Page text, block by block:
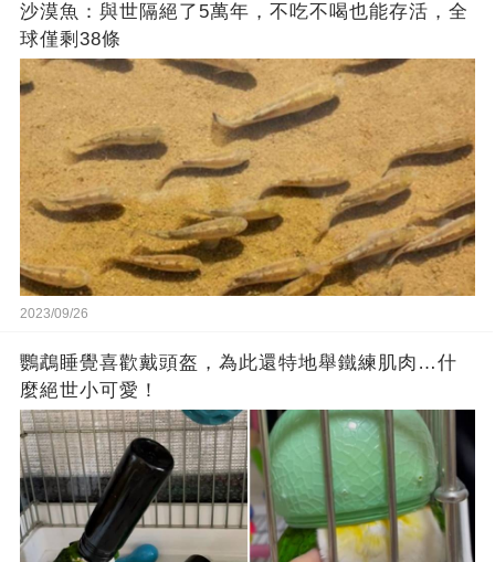
沙漠魚：與世隔絕了5萬年，不吃不喝也能存活，全
球僅剩38條
2023/09/26
鸚鵡睡覺喜歡戴頭盔，為此還特地舉鐵練肌肉…什
麼絕世小可愛！